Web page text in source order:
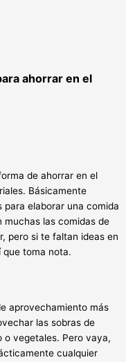
ahorrar en el
de ahorrar en el
Básicamente
elaborar una comida
muchas las comidas de
pero si te faltan ideas en
toma nota.
aprovechamiento más
las sobras de
o vegetales. Pero vaya,
cualquier